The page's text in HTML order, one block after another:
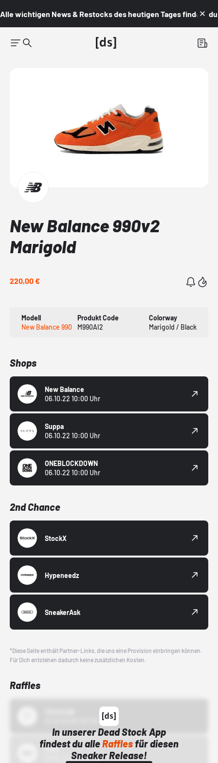
Alle wichtigen News & Restocks des heutigen Tages findest du
New Balance 990v2
Marigold
220,00 €
Modell
New Balance 990
Produkt Code
M990AI2
Colorway
Marigold / Black
Shops
New Balance
06.10.22 10:00 Uhr
Suppa
06.10.22 10:00 Uhr
ONEBLOCKDOWN
06.10.22 10:00 Uhr
2nd Chance
StockX
Hypeneedz
SneakerAsk
*Diese Seite enthält Partner-Links, die uns eine Provision einbringen können.
Für Dich entstehen dadurch keine zusätzlichen Kosten.
Raffles
In unserer Dead Stock App
findest du alleRafflesfür diesen
Sneaker Release!
Bstn
01.10.22 00:00 Uhr